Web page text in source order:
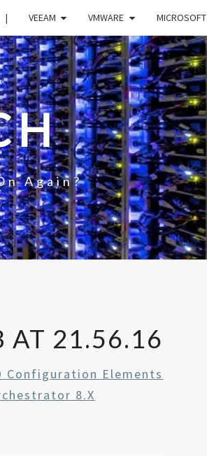
| VEEAM VMWARE MICROSOFT
Again?
AT 21.56.16
Configuration Elements
8.x